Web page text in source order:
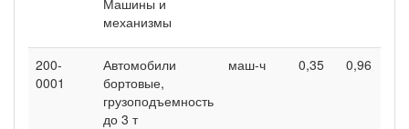
механизмы
200-
0001
Автомобили
бортовые,
грузоподъемность
до 3 т
маш-ч 0,35 0,96